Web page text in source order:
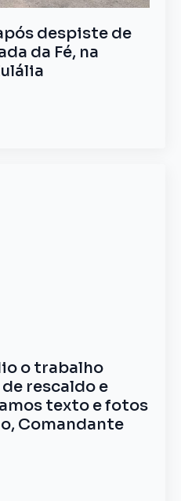
despiste de
da Fé, na
o trabalho
rescaldo e
texto e fotos
Comandante